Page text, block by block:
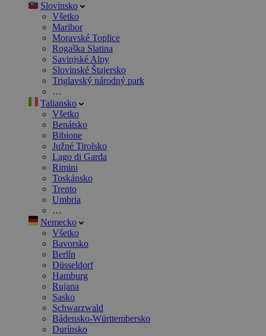
Slovinsko
Všetko
Maribor
Moravské Toplice
Rogaška Slatina
Savinjské Alpy
Slovinské Štajersko
Triglavský národný park
…
Taliansko
Všetko
Benátsko
Bibione
Južné Tirolsko
Lago di Garda
Rimini
Toskánsko
Trento
Umbria
…
Nemecko
Všetko
Bavorsko
Berlín
Düsseldorf
Hamburg
Rujana
Sasko
Schwarzwald
Bádensko-Württembersko
Durínsko